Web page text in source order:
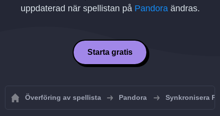
uppdaterad när spellistan på Pandoraändras.
Starta gratis
Överföring av spellista Pandora Synkronisera